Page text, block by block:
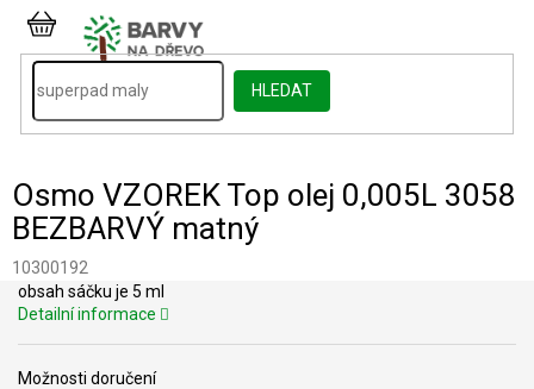
Přejít
obsah
HLEDAT
NÁKUPNÍ
KOŠÍK
Osmo VZOREK Top olej 0,005L 3058
BEZBARVÝ matný
10300192
Možnosti doručení
obsah sáčku je 5 ml
Detailní informace